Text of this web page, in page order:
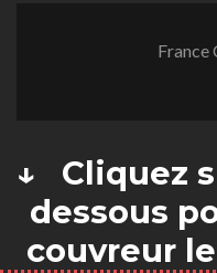
France
↓ Cliquez
dessous
couvreur